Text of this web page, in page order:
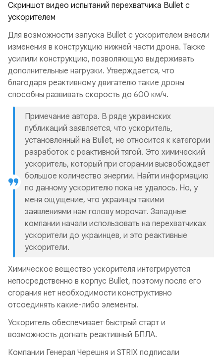
Скриншот видео испытаний перехватчика Bullet с
ускорителем
Для возможности запуска Bullet с ускорителем внесли
изменения в конструкцию нижней части дрона. Также
усилили конструкцию, позволяющую выдерживать
дополнительные нагрузки. Утверждается, что
благодаря реактивному двигателю такие дроны
способны развивать скорость до 600 км/ч.
Примечание автора. В ряде украинских
публикаций заявляется, что ускоритель,
установленный на Bullet, не относится к категории
разработок с реактивной тягой. Это химический
ускоритель, который при сгорании высвобождает
большое количество энергии. Найти информацию
по данному ускорителю пока не удалось. Но, у
меня ощущение, что украинцы такими
заявлениями нам голову морочат. Западные
компании начали использовать на перехватчиках
ускорители до украинцев, и это реактивные
ускорители.
Химическое вещество ускорителя интегрируется
непосредственно в корпус Bullet, поэтому после его
сгорания нет необходимости конструктивно
отсоединять какие-либо элементы.
Ускоритель обеспечивает быстрый старт и
возможность догнать реактивный БПЛА.
Компании Генерал Черешня и STRIX подписали